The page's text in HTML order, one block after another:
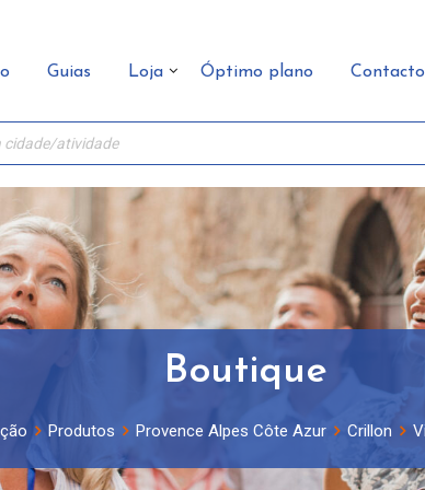
Guias Loja Óptimo plano Contacto
Boutique
Produtos Provence Alpes Côte Azur Crillon